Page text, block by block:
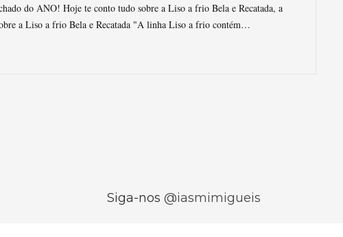
do ANO! Hoje te conto tudo sobre a Liso a frio Bela e Recatada, a
a Liso a frio Bela e Recatada "A linha Liso a frio contém…
Siga-nos @iasmimigueis